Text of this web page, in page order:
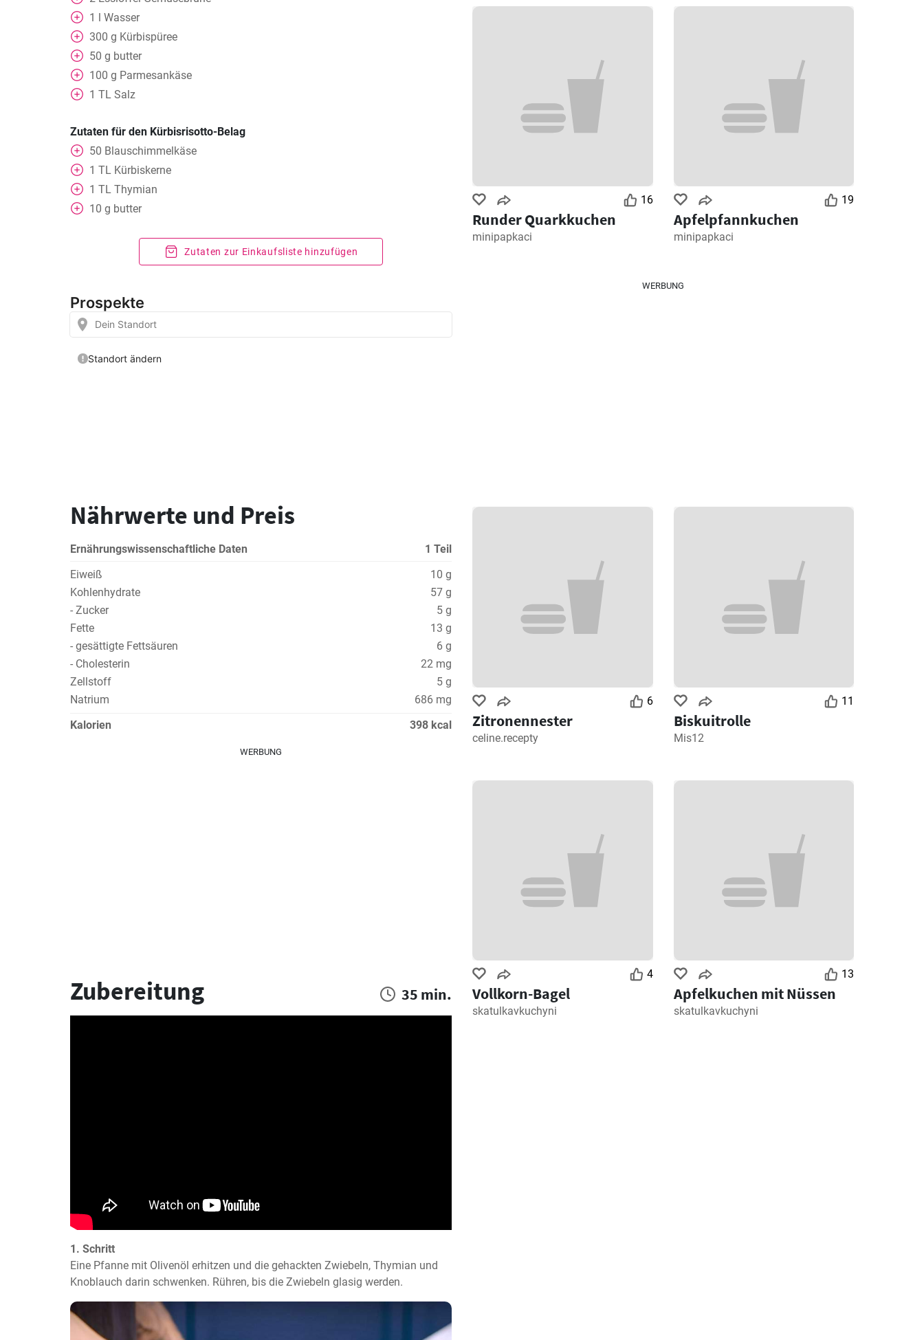
1 l Wasser
300 g Kürbispüree
50 g butter
100 g Parmesankäse
1 TL Salz
Zutaten für den Kürbisrisotto-Belag
50 Blauschimmelkäse
1 TL Kürbiskerne
1 TL Thymian
10 g butter
Zutaten zur Einkaufsliste hinzufügen
Nährwerte und Preis
Ernährungswissenschaftliche Daten
1 Teil
Eiweiß
10 g
Kohlenhydrate
57 g
- Zucker
5 g
Fette
13 g
- gesättigte Fettsäuren
6 g
- Cholesterin
22 mg
Zellstoff
5 g
Natrium
686 mg
Kalorien
398 kcal
WERBUNG
Zubereitung 35 min.
1. Schritt
Eine Pfanne mit Olivenöl erhitzen und die gehackten Zwiebeln, Thymian und
Knoblauch darin schwenken. Rühren, bis die Zwiebeln glasig werden.
16
Runder Quarkkuchen
minipapkaci
19
Apfelpfannkuchen
minipapkaci
WERBUNG
6
Zitronennester
celine.recepty
11
Biskuitrolle
Mis12
4
Vollkorn-Bagel
skatulkavkuchyni
13
Apfelkuchen mit Nüssen
skatulkavkuchyni